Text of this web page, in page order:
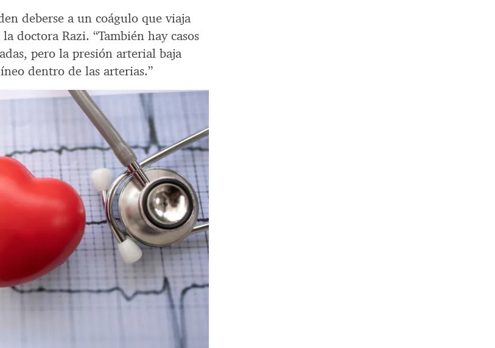
deberse a un coágulo que viaja
doctora Razi. “También hay casos
pero la presión arterial baja
dentro de las arterias.”